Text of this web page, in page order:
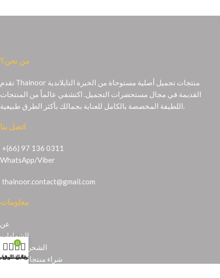
من نحن؟
تقدم Thainoor منتجات تجميل أصلية مستوحاة من الخبرة التايلاندية
القديمة في مجال مستحضرات التجميل. اكتشفي عالماً من المنتجات
اتصل بنا
+(66) 97 136 0311
WhatsApp/Viber
thainoor.contact@gmail.com
معلومات
عن
الشهادات
الشحن والإرجاع
شراء منتجات تايلندية
قائمة
0
عربة التسوق
حسابي